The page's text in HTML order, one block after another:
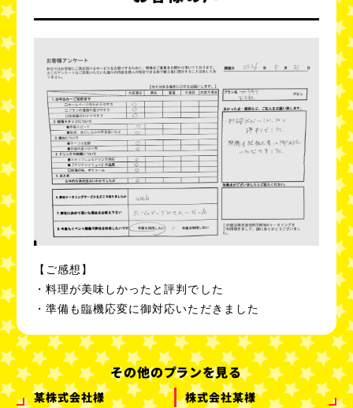
【ご感想】
・料理が美味しかったと評判でした
・準備も臨機応変に御対応いただきました
その他のプランを見る
某株式会社様 株式会社某様